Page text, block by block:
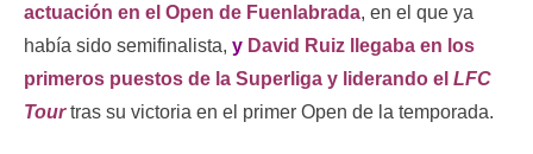
actuación en el Open de Fuenlabrada, en el que ya
había sido semifinalista, y David Ruiz llegaba en los
primeros puestos de la Superliga y liderando el LFC
Tourtras su victoria en el primer Open de la temporada.